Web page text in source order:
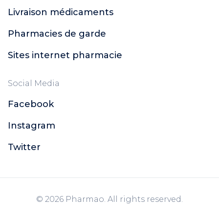
Livraison médicaments
Pharmacies de garde
Sites internet pharmacie
Social Media
Facebook
Instagram
Twitter
© 2026 Pharmao. All rights reserved.